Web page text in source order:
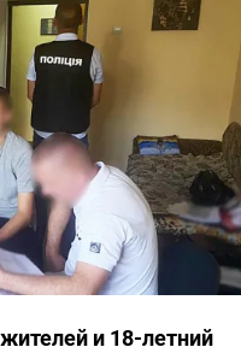
и 18-летний